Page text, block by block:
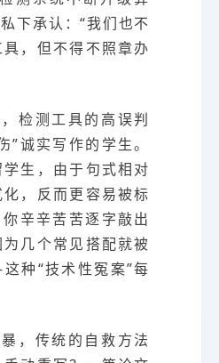
下承认：“我们也不
，但不得不照章办
检测工具的高误判
”诚实写作的学生。
生，由于句式相对
，反而更容易被标
辛辛苦苦逐字敲出
几个常见搭配就被
种“技术性冤案”每
，传统的自救方法